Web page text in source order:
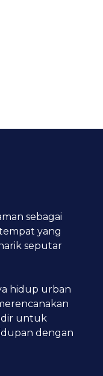
sebagai
yang
seputar
hidup urban
untuk
dengan